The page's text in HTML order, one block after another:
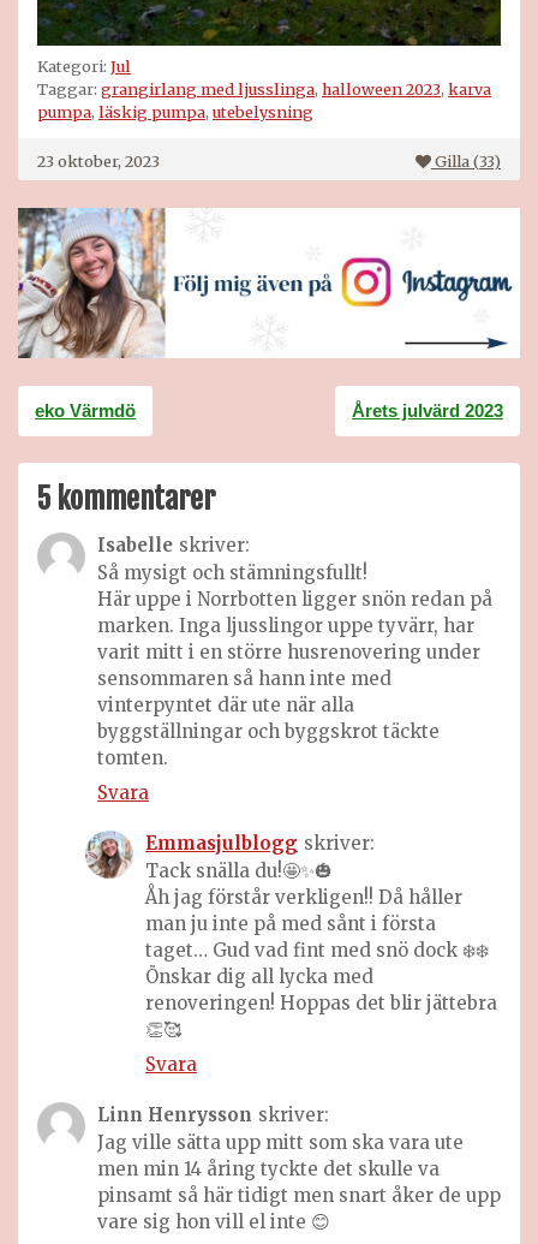
Kategori: Jul
Taggar: grangirlang med ljusslinga, halloween 2023, karva
pumpa, läskig pumpa, utebelysning
23 oktober, 2023 Gilla (33)
Inläggsnavigering
eko Värmdö Årets julvärd 2023
5 kommentarer
Isabelle skriver:
Så mysigt och stämningsfullt!
Här uppe i Norrbotten ligger snön redan på
marken. Inga ljusslingor uppe tyvärr, har
varit mitt i en större husrenovering under
sensommaren så hann inte med
vinterpyntet där ute när alla
byggställningar och byggskrot täckte
tomten.
Svara
Emmasjulblogg skriver:
Tack snälla du!🤩✨🎃
Åh jag förstår verkligen!! Då håller
man ju inte på med sånt i första
taget… Gud vad fint med snö dock ❄️❄️
Önskar dig all lycka med
renoveringen! Hoppas det blir jättebra
👏🥰
Svara
Linn Henrysson skriver:
Jag ville sätta upp mitt som ska vara ute
men min 14 åring tyckte det skulle va
pinsamt så här tidigt men snart åker de upp
vare sig hon vill el inte 😊